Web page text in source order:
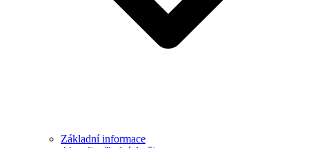
Základní informace